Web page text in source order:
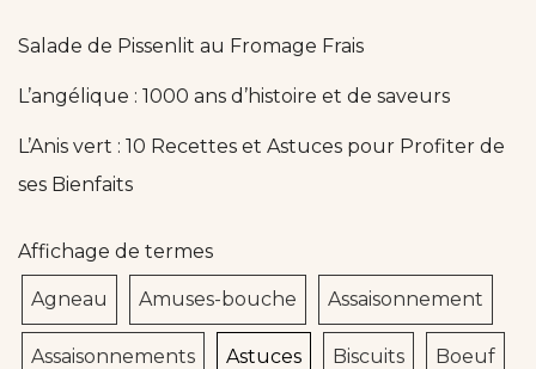
Salade de Pissenlit au Fromage Frais
L’angélique : 1000 ans d’histoire et de saveurs
L’Anis vert : 10 Recettes et Astuces pour Profiter de
ses Bienfaits
Affichage de termes
Agneau Amuses-bouche Assaisonnement
Assaisonnements Astuces Biscuits Boeuf